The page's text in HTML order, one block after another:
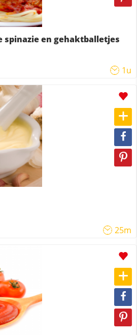
spinazie en gehaktballetjes
1u
25m